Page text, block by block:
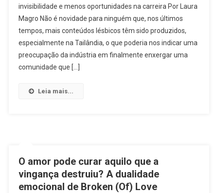
Artistas
Lésbicas
E
Bissexuais
Na
Indústria
invisibilidade e menos oportunidades na carreira Por Laura
Magro Não é novidade para ninguém que, nos últimos
tempos, mais conteúdos lésbicos têm sido produzidos,
especialmente na Tailândia, o que poderia nos indicar uma
preocupação da indústria em finalmente enxergar uma
comunidade que […]
Leia mais...
O amor pode curar aquilo que a
vingança destruiu? A dualidade
emocional de Broken (Of) Love